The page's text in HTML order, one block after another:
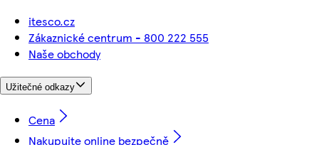
itesco.cz
Zákaznické centrum - 800 222 555
Naše obchody
Užitečné odkazy
Cena
Nakupujte online bezpečně